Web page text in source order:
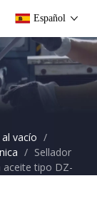
Español
vacío /
/ Sellador
aceite tipo DZ-